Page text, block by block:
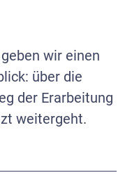
wir einen
über die
der Erarbeitung
weitergeht.